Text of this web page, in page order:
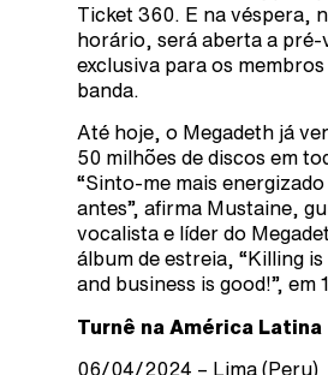
Ticket 360. E na véspera,
horário, será aberta a pré-
exclusiva para os
banda.
Até hoje, o Megadeth já
50 milhões de discos em
“Sinto-me mais
antes”, afirma Mustaine,
vocalista e líder do
álbum de estreia, “Killing
and business is good!”, em
Turnê na América Latina
06/04/2024 – Lima (Peru)